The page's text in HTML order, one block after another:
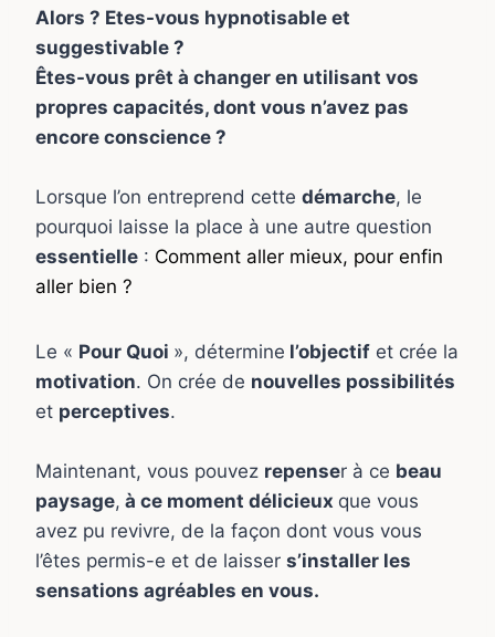
Alors ? Etes-vous hypnotisable et
suggestivable ?
Êtes-vous prêt à changer en utilisant vos
propres capacités, dont vous n’avez pas
encore conscience ?
Lorsque l’on entreprend cette démarche, le
pourquoi laisse la place à une autre question
essentielle : Comment aller mieux, pour enfin
aller bien ?
Le « Pour Quoi », détermine l’objectif et crée la
motivation. On crée de nouvelles possibilités
et perceptives.
Maintenant, vous pouvez repenser à ce beau
paysage, à ce moment délicieux que vous
avez pu revivre, de la façon dont vous vous
l’êtes permis-e et de laisser s’installer les
sensations agréables en vous.